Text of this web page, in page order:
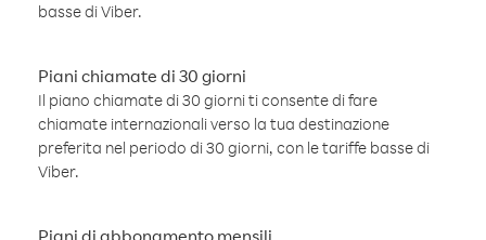
basse di Viber.
Piani chiamate di 30 giorni
Il piano chiamate di 30 giorni ti consente di fare
chiamate internazionali verso la tua destinazione
preferita nel periodo di 30 giorni, con le tariffe basse di
Viber.
Piani di abbonamento mensili